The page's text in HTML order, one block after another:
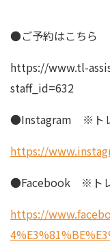
●ご予約はこちら
https://www.tl-
staff_id=632
●Instagram ※トレ
https://
●Facebook ※トレ
https://